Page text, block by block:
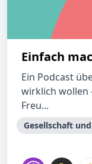
Einfach
Ein Podcast
wirklich wollen
Freu...
Gesellschaft